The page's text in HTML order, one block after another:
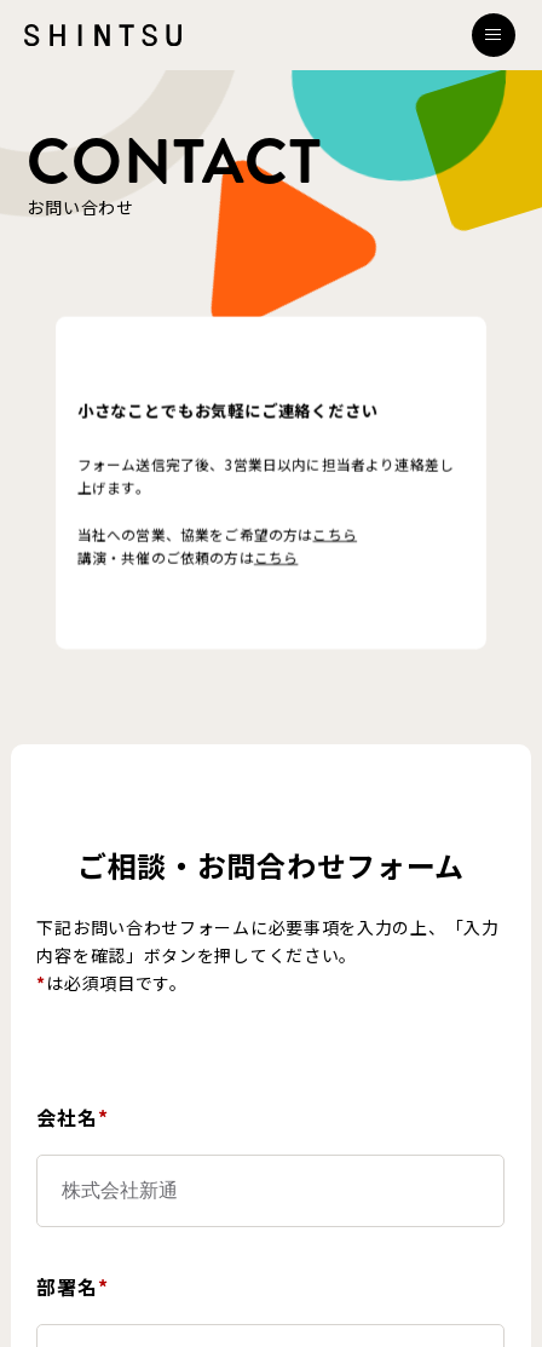
CONTACT
お問い合わせ
小さなことでもお気軽にご連絡ください
フォーム送信完了後、3営業日以内に担当者より連絡差し
上げます。
当社への営業、協業をご希望の方はこちら
講演・共催のご依頼の方はこちら
ご相談・お問合わせフォーム
下記お問い合わせフォームに必要事項を入力の上、「入力
内容を確認」ボタンを押してください。
*は必須項目です。
会社名*
部署名*